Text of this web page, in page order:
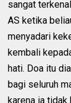
sangat
AS ketika
menyadari
kembali
hati. Doa itu
bagi seluruh
karena ia